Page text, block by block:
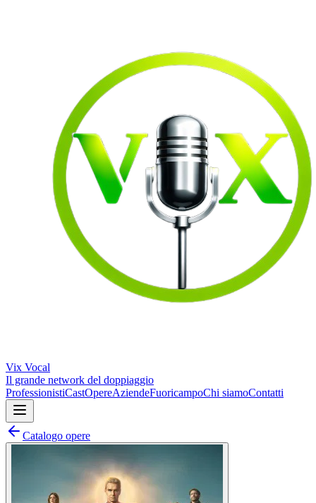
Vix Vocal
Il grande network del doppiaggio
ProfessionistiCastOpereAziendeFuoricampoChi siamoContatti
Catalogo opere